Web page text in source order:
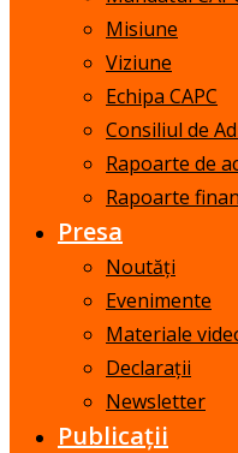
Misiune
Viziune
Echipa CAPC
Consiliul de
Rapoarte de
Rapoarte
Presa
Noutăți
Evenimente
Materiale
Declarații
Newsletter
Publicații